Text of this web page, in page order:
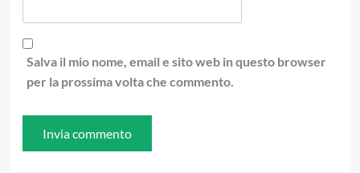
Salva il mio nome, email e sito web in questo browser
per la prossima volta che commento.